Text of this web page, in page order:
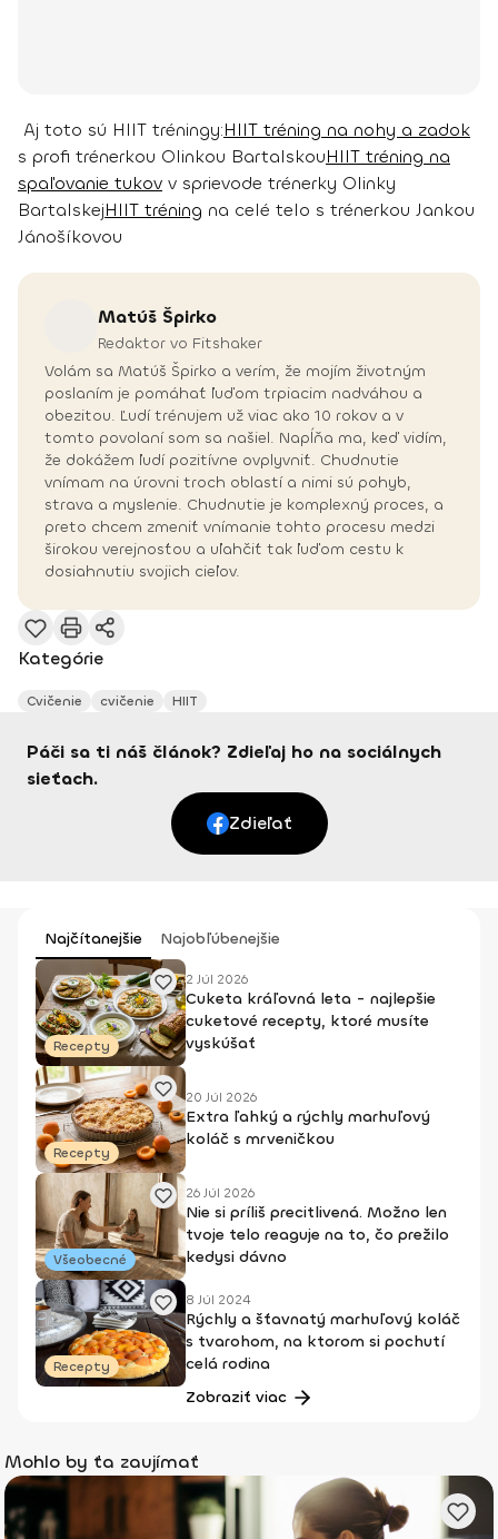
Aj toto sú HIIT tréningy:HIIT tréning na nohy a zadok
s profi trénerkou Olinkou BartalskouHIIT tréning na
spaľovanie tukov v sprievode trénerky Olinky
BartalskejHIIT tréning na celé telo s trénerkou Jankou
Jánošíkovou
Matúš Špirko
Redaktor vo Fitshaker
Volám sa Matúš Špirko a verím, že mojím životným
poslaním je pomáhať ľuďom trpiacim nadváhou a
obezitou. Ľudí trénujem už viac ako 10 rokov a v
tomto povolaní som sa našiel. Napĺňa ma, keď vidím,
že dokážem ľudí pozitívne ovplyvniť. Chudnutie
vnímam na úrovni troch oblastí a nimi sú pohyb,
strava a myslenie. Chudnutie je komplexný proces, a
preto chcem zmeniť vnímanie tohto procesu medzi
širokou verejnosťou a uľahčiť tak ľuďom cestu k
dosiahnutiu svojich cieľov.
Kategórie
Cvičenie cvičenie HIIT
Páči sa ti náš článok? Zdieľaj ho na sociálnych
sieťach.
Zdieľať
Najčítanejšie Najobľúbenejšie
Recepty
2 Júl 2026
Cuketa kráľovná leta - najlepšie
cuketové recepty, ktoré musíte
vyskúšať
Recepty
20 Júl 2026
Extra ľahký a rýchly marhuľový
koláč s mrveničkou
Všeobecné
26 Júl 2026
Nie si príliš precitlivená. Možno len
tvoje telo reaguje na to, čo prežilo
kedysi dávno
Recepty
8 Júl 2024
Rýchly a šťavnatý marhuľový koláč
s tvarohom, na ktorom si pochutí
celá rodina
Zobraziť viac
Mohlo by ťa zaujímať